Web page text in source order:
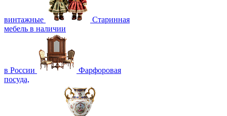
винтажные
Старинная
мебель в наличии
в России
Фарфоровая
посуда,